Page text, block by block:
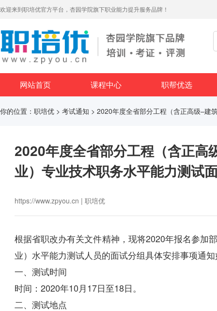
欢迎来到职培优官方平台，杏园学院旗下职业能力提升服务品牌！
网站首页 课程中心 职帮优选
你的位置： 职培优 > 考试通知 > 2020年度全省部分工程（含正高级–建
2020年度全省部分工程（含正高
业）专业技术职务水平能力测试
https://www.zpyou.cn | 职培优
根据省职改办有关文件精神，现将2020年报名参加
业）水平能力测试人员的面试分组具体安排事项通
一、测试时间
时间：2020年10月17日至18日。
二、测试地点